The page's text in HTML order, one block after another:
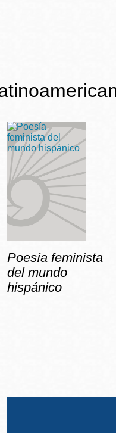
Poesía feminista
del mundo
hispánico